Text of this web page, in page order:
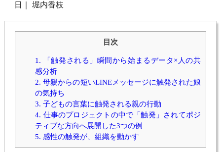
日
堀内香枝
目次
1. 「触発される」瞬間から始まるデータ×人の共
感分析
2. 母親からの短いLINEメッセージに触発された娘
の気持ち
3. 子どもの言葉に触発される親の行動
4. 仕事のプロジェクトの中で「触発」されてポジ
ティブな方向へ展開した3つの例
5. 感性の触発が、組織を動かす